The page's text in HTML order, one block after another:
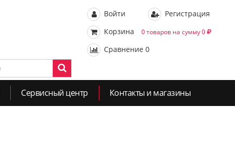
Войти
Регистрация
Корзина
0 товаров на сумму 0
Сравнение 0
Сервисный центр Контакты и магазины